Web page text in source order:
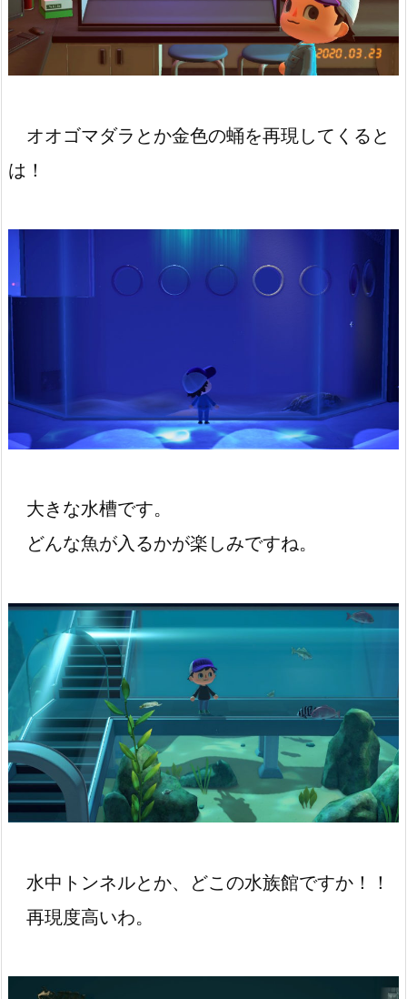
オオゴマダラとか金色の蛹を再現してくると
は！
大きな水槽です。
どんな魚が入るかが楽しみですね。
水中トンネルとか、どこの水族館ですか！！
再現度高いわ。